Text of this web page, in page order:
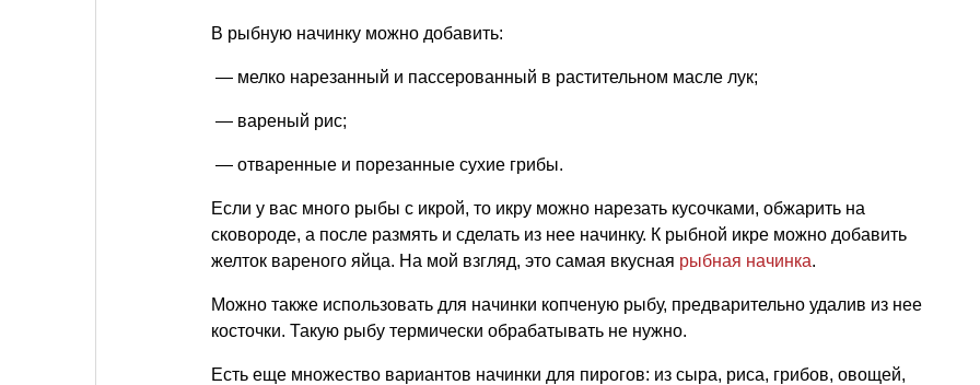
В рыбную начинку можно добавить:
— мелко нарезанный и пассерованный в растительном масле лук;
— вареный рис;
— отваренные и порезанные сухие грибы.
Если у вас много рыбы с икрой, то икру можно нарезать кусочками, обжарить на
сковороде, а после размять и сделать из нее начинку. К рыбной икре можно добавить
желток вареного яйца. На мой взгляд, это самая вкусная рыбная начинка.
Можно также использовать для начинки копченую рыбу, предварительно удалив из нее
косточки. Такую рыбу термически обрабатывать не нужно.
Есть еще множество вариантов начинки для пирогов: из сыра, риса, грибов, овощей,